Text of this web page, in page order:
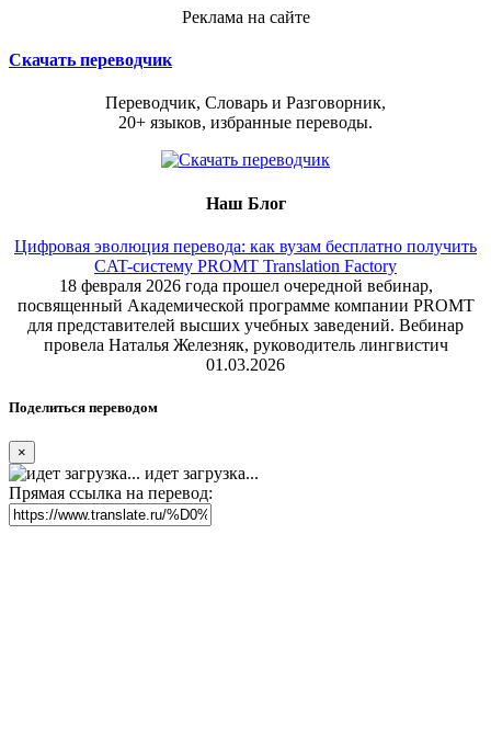
Реклама на сайте
Скачать переводчик
Переводчик, Словарь и Разговорник,
20+ языков, избранные переводы.
Наш Блог
Цифровая эволюция перевода: как вузам бесплатно получить
CAT-систему PROMT Translation Factory
18 февраля 2026 года прошел очередной вебинар,
посвященный Академической программе компании PROMT
для представителей высших учебных заведений. Вебинар
провела Наталья Железняк, руководитель лингвистич
01.03.2026
Поделиться переводом
×
идет загрузка...
Прямая ссылка на перевод: